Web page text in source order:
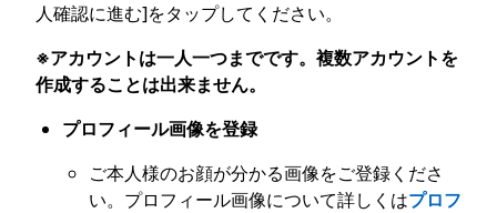
人確認に進む]をタップしてください。
※アカウントは一人一つまでです。複数アカウントを
作成することは出来ません。
プロフィール画像を登録
ご本人様のお顔が分かる画像をご登録くださ
い。プロフィール画像について詳しくはプロフ